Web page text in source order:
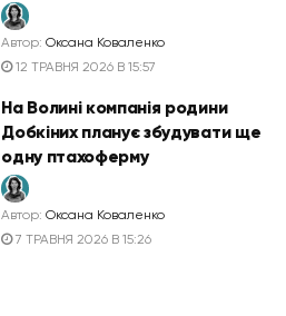
Автор: Оксана Коваленко
12 ТРАВНЯ 2026 В 15:57
На Волині компанія родини
Добкіних планує збудувати ще
одну птахоферму
Автор: Оксана Коваленко
7 ТРАВНЯ 2026 В 15:26